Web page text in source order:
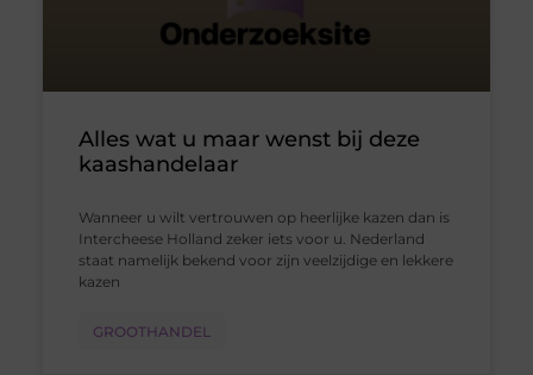
Alles wat u maar wenst bij deze
kaashandelaar
Wanneer u wilt vertrouwen op heerlijke kazen dan is
Intercheese Holland zeker iets voor u. Nederland
staat namelijk bekend voor zijn veelzijdige en lekkere
kazen
GROOTHANDEL